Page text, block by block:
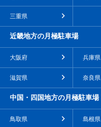
三重県
近畿地方の月極駐車場
大阪府 兵庫県
滋賀県 奈良県
中国・四国地方の月極駐車場
鳥取県 島根県